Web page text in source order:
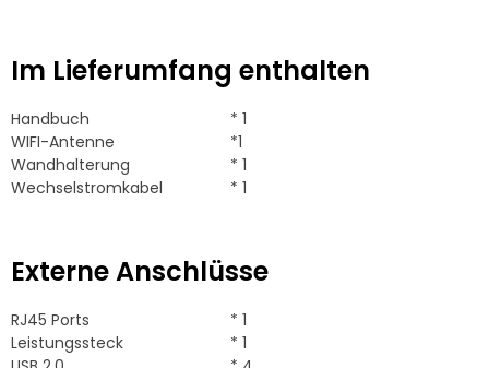
Im Lieferumfang enthalten
Handbuch
* 1
WIFI-Antenne
*1
Wandhalterung
* 1
Wechselstromkabel
* 1
Externe Anschlüsse
RJ45 Ports
* 1
Leistungssteck
* 1